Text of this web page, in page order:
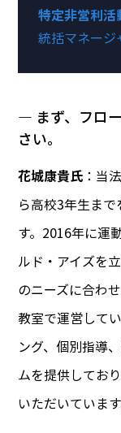
特定非営利活
統括マネージ
― まず、フロ
さい。
花城康貴氏 ：当
ら高校3年生ま
す。2016年に運
ルド・アイズを
のニーズに合わ
教室で運営して
ング、個別指導
ムを提供してお
いただいています